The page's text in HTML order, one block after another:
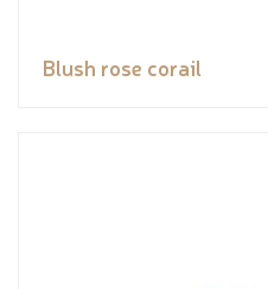
Blush rose corail